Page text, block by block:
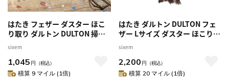
はたき フェザー ダスター ほこ
り取り ダルトン DULTON 掃除
埃 植物 （ そうじ ハタキ モップ
葉植物 ダチョウ 羽 おしゃれ ホ
コリ オーストリッチ オースト
sixem
1,045 円 （税込）
積算 9 マイル (1倍)
はたき ダルトン DULTON フェ
ザー Lサイズ ダスター ほこり取
り （ フェザーダスター 羽ほう
ハンディ 60cm ダチョウ羽毛 オ
ーストリッチフェザー 天然素材
sixem
2,200 円 （税込）
積算 20 マイル (1倍)